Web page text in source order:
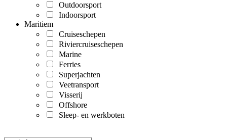
Outdoorsport
Indoorsport
Maritiem
Cruiseschepen
Riviercruiseschepen
Marine
Ferries
Superjachten
Veetransport
Visserij
Offshore
Sleep- en werkboten